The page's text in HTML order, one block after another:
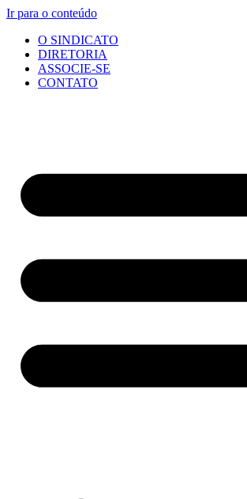
Ir para o conteúdo
O SINDICATO
DIRETORIA
ASSOCIE-SE
CONTATO